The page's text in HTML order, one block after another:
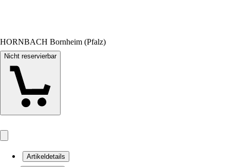
HORNBACH Bornheim (Pfalz)
Nicht reservierbar
Artikeldetails